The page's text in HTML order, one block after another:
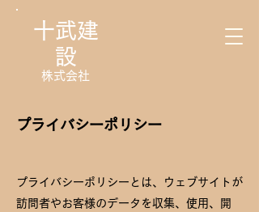
十武建
設
株式会社
プライバシーポリシー
プライバシーポリシーとは、ウェブサイトが
訪問者やお客様のデータを収集、使用、開